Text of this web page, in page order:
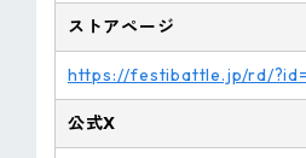
ストアページ
https://festibattle.jp/rd/
公式X